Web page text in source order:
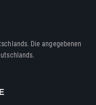
Die angegebenen